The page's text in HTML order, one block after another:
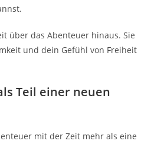
über das Abenteuer hinaus. Sie
und dein Gefühl von Freiheit
Teil einer neuen
mit der Zeit mehr als eine